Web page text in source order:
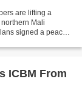
are lifting a
Mali
signed a peace
ICBM From